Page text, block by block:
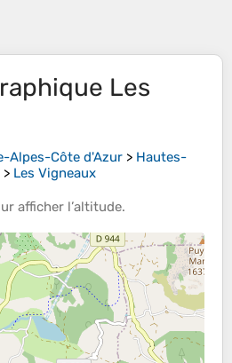
Les
Alpes-Côte d'Azur > Hautes-
> Les Vigneaux
afficher l’altitude.